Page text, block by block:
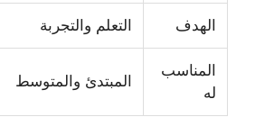
الهدف التعلم والتجربة
المناسب
له
المبتدئ والمتوسط